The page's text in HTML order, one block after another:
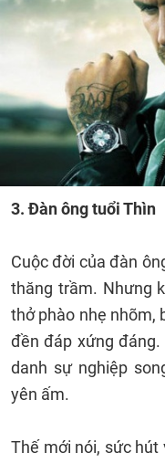
3. Đàn ông tuổi Thìn
Cuộc đời của đàn
thăng trầm. Nhưng
thở phào nhẹ nhõm,
đền đáp xứng
danh sự nghiệp
yên ấm.
Thế mới nói, sức